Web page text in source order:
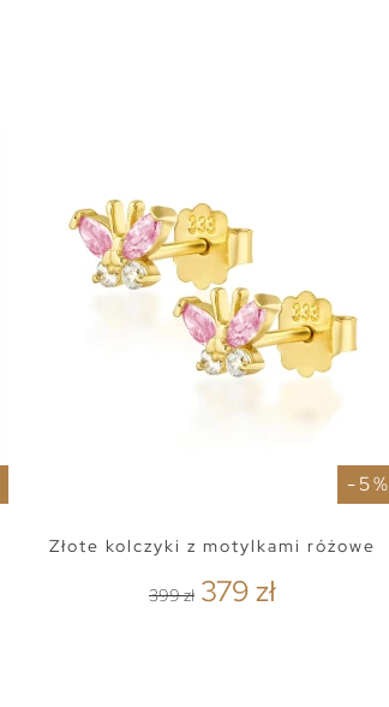
- 5 %
Złote kolczyki z motylkami różowe
399 zł 379 zł